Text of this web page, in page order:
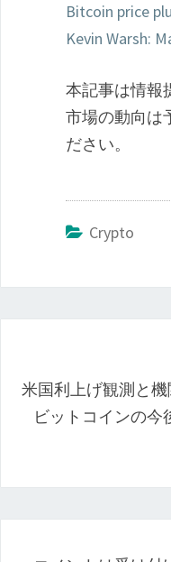
Bitcoin price
Kevin Warsh:
本記事は情報
市場の動向は
ださい。
Crypto
ナ
ー
シ
米国利上げ観測と
ビットコインの今